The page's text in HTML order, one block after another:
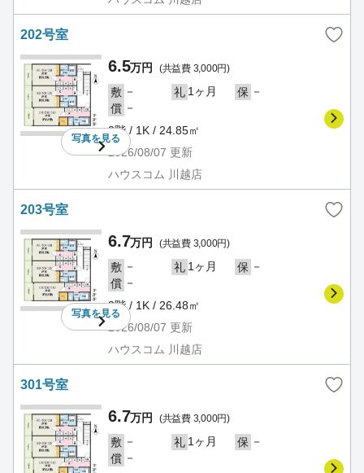
202号室
写真を見る
6.5万円 (共益費 3,000円)
敷 － 礼 1ヶ月 保 －
償 －
2階 / 1K / 24.85㎡
2026/08/07 更新
ハウスコム 川越店
203号室
写真を見る
6.7万円 (共益費 3,000円)
敷 － 礼 1ヶ月 保 －
償 －
2階 / 1K / 26.48㎡
2026/08/07 更新
ハウスコム 川越店
301号室
6.7万円 (共益費 3,000円)
敷 － 礼 1ヶ月 保 －
償 －